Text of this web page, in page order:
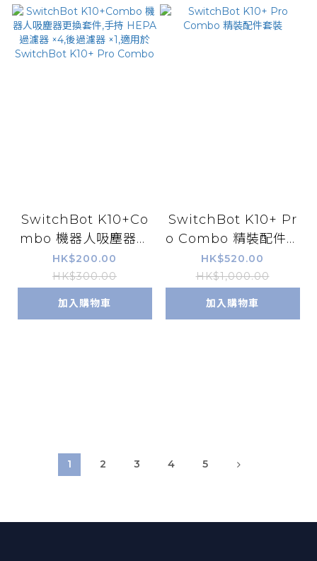
SwitchBot K10+Co
mbo 機器人吸塵器更
換套件,手持 HEPA 過
濾器 ×4,後過濾器 ×1,
適用於 SwitchBot K
HK$200.00
HK$300.00
加入購物車
SwitchBot K10+ Pr
o Combo 精裝配件套
裝
HK$520.00
HK$1,000.00
加入購物車
1 2 3 4 5